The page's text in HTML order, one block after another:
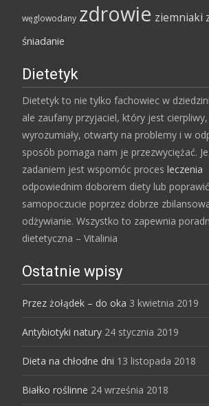
węglowodany zdrowie ziemniaki
śniadanie
Dietetyk
Dietetyk to nie tylko fachowiec w
ale zaufany przyjaciel, który jest cierpliwy,
wyrozumiały, otwarty na problemy i w
sposób pomaga nam je przezwyciężać.
zadaniem jest wspomóc proces leczenia
odpowiednim doborem diety lub poprawić
samopoczucie poprzez dobrze
odżywianie. Wszystko to zapewnia
dietetyczna – Vitalinia
Ostatnie wpisy
Przez żołądek – do oka 3 kwietnia 2019
Antybiotyki natury 24 stycznia 2019
Dieta na chłodne dni 13 listopada 2018
Białko roślinne 24 września 2018